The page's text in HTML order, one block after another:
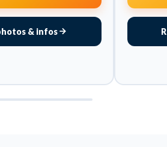
& infos